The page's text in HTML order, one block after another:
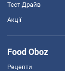
Тест Драйв
Акції
Food Oboz
Рецепти